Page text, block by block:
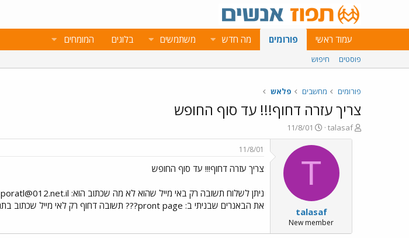
עמוד ראשי פורומים מה חדש משתמשים בלוגים המומחים
פוסטים חיפוש
פורומים מחשבים פלאש
צריך עזרה דחוף!!! עד סוף החופש
פ
ו
talasaf
פ
ו
ר
א
ר
י
ך
11/8/01
T
talasaf
New member
11/8/01
צריך עזרה דחוף!!! עד סוף החופש
ניתן לשלוח תשובה רק באי מייל שהוא לא מה שכתוב הוא: poratl@012.net.il
את הבאנרים שבניתי ב: pront page??? תשובה דחוף רק לאי מייל שכתוב בתחילת ההודעה תודה....